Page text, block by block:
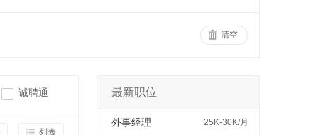
清空
诚聘通
列表
最新职位
外事经理
25K-30K/月